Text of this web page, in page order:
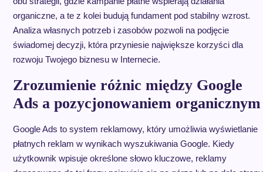
organiczne, a te z kolei budują fundament pod stabilny wzrost.
Analiza własnych potrzeb i zasobów pozwoli na podjęcie
świadomej decyzji, która przyniesie największe korzyści dla
rozwoju Twojego biznesu w Internecie.
Zrozumienie różnic między Google
Ads a pozycjonowaniem organicznym
Google Ads to system reklamowy, który umożliwia wyświetlanie
płatnych reklam w wynikach wyszukiwania Google. Kiedy
użytkownik wpisuje określone słowo kluczowe, reklamy